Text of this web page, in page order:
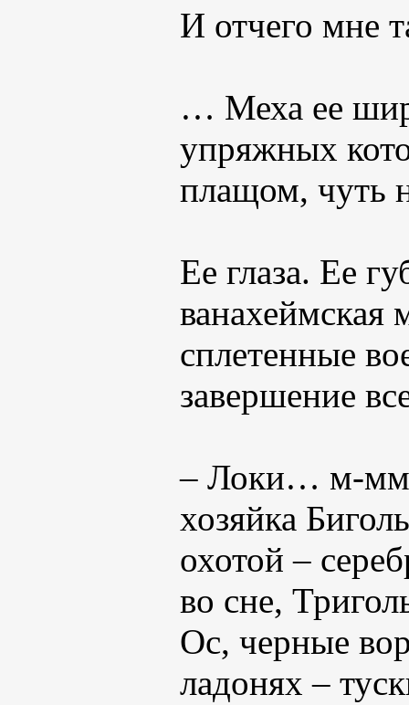
И отчего мне
… Меха ее
упряжных
плащом, чуть
Ее глаза. Ее
сплетенные
завершение
– Локи… м-мм…
хозяйка
охотой –
во сне,
Ос, черные
ладонях –